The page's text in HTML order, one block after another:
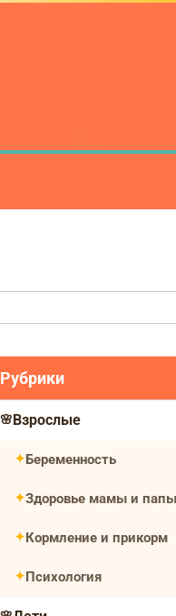
Рубрики
Взрослые
Беременность
Здоровье мамы и папы
Кормление и прикорм
Психология